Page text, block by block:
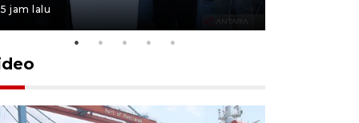
5 jam lalu